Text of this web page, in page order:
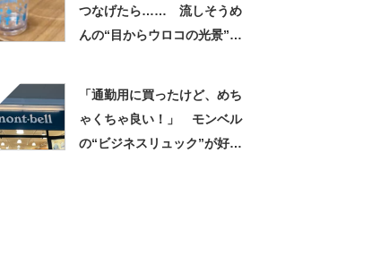
つなげたら…… 流しそうめ
んの“目からウロコの光景”に
「通勤用に買ったけど、めち
ゃくちゃ良い！」 モンベル
の“ビジネスリュック”が好